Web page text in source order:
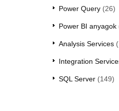
Power Query(26)
Power BI anyagok
Analysis Services
Integration
SQL Server(149)